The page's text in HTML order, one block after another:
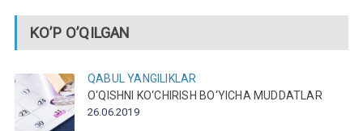
KO’P O’QILGAN
QABUL
YANGILIKLAR
O‘QISHNI KO‘CHIRISH BO‘YICHA MUDDATLAR
26.06.2019